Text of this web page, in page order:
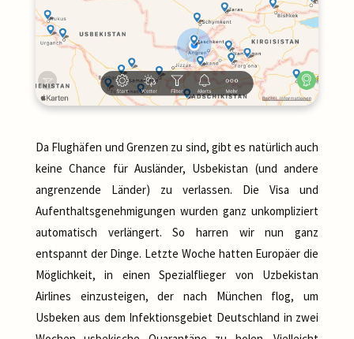
Da Flughäfen und Grenzen zu sind, gibt es natürlich auch
keine Chance für Ausländer, Usbekistan (und andere
angrenzende Länder) zu verlassen. Die Visa und
Aufenthaltsgenehmigungen wurden ganz unkompliziert
automatisch verlängert. So harren wir nun ganz
entspannt der Dinge. Letzte Woche hatten Europäer die
Möglichkeit, in einen Spezialflieger von Uzbekistan
Airlines einzusteigen, der nach München flog, um
Usbeken aus dem Infektionsgebiet Deutschland in zwei